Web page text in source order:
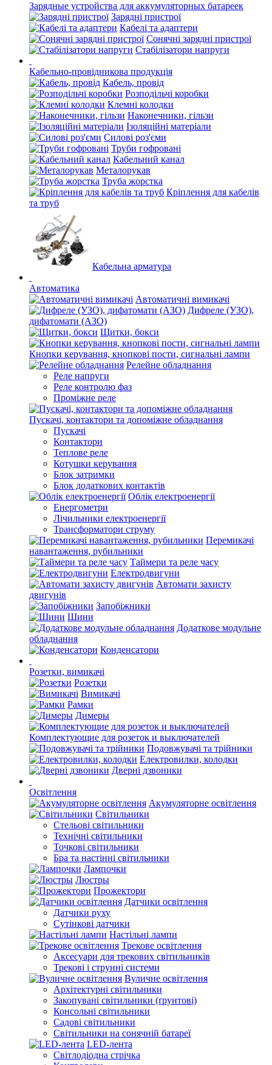
Зарядные устройства для аккумуляторных батареек
Зарядні пристрої
Кабелі та адаптери
Сонячні зарядні пристрої
Стабілізатори напруги
Кабельно-провідникова продукція
Кабель, провід
Розподільчі коробки
Клемні колодки
Наконечники, гільзи
Ізоляційні матеріали
Силові роз'єми
Труби гофровані
Кабельний канал
Металорукав
Труба жорстка
Кріплення для кабелів
та труб
Кабельна арматура
Автоматика
Автоматичні вимикачі
Дифреле (УЗО),
дифатомати (АЗО)
Щитки, бокси
Кнопки керування, кнопкові пости, сигнальні лампи
Релейне обладнання
Реле напруги
Реле контролю фаз
Проміжне реле
Пускачі, контактори та допоміжне обладнання
Пускачі
Контактори
Теплове реле
Котушки керування
Блок затримки
Блок додаткових контактів
Облік електроенергії
Енергометри
Лічильники електроенергії
Трансформатори струму
Перемикачі
навантаження, рубильники
Таймери та реле часу
Електродвигуни
Автомати захисту
двигунів
Запобіжники
Шини
Додаткове модульне
обладнання
Конденсатори
Розетки, вимикачі
Розетки
Вимикачі
Рамки
Димеры
Комплектующие для розеток и выключателей
Подовжувачі та трійники
Електровилки, колодки
Дверні дзвоники
Освітлення
Акумуляторне освітлення
Світильники
Стельові світильники
Технічні світильники
Точкові світильники
Бра та настінні світильники
Лампочки
Люстры
Прожектори
Датчики освітлення
Датчики руху
Сутінкові датчики
Настільні лампи
Трекове освітлення
Аксесуари для трекових світильників
Трекові і струнні системи
Вуличне освітлення
Архітектурні світильники
Закопувані світильники (ґрунтові)
Консольні світильники
Садові світильники
Світильники на сонячній батареї
LED-лента
Світлодіодна стрічка